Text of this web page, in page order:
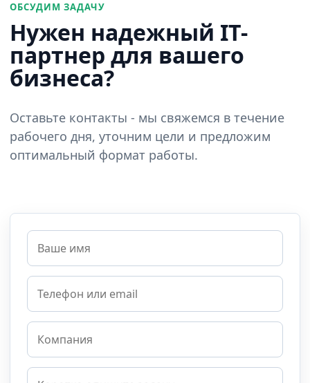
ОБСУДИМ ЗАДАЧУ
Нужен надежный IT-
партнер для вашего
бизнеса?
Оставьте контакты - мы свяжемся в течение
рабочего дня, уточним цели и предложим
оптимальный формат работы.